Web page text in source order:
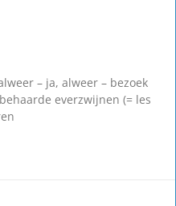
– ja, alweer – bezoek
everzwijnen (= les